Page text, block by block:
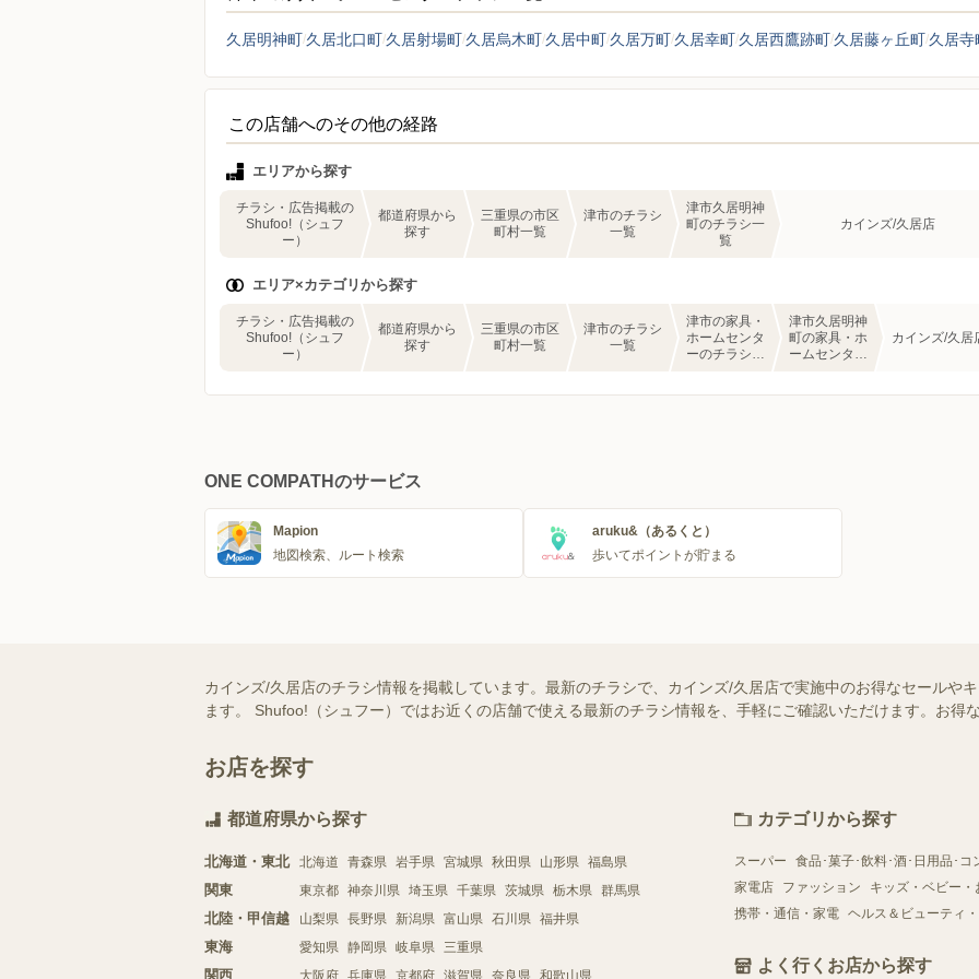
久居明神町 久居北口町 久居射場町 久居烏木町 久居中町 久居万町 久居幸町 久居西鷹跡町 久居藤ヶ丘町 久居寺
この店舗へのその他の経路
エリアから探す
チラシ・広告掲載の
Shufoo!（シュフ
ー）
都道府県から
探す
三重県の市区
町村一覧
津市のチラシ
一覧
津市久居明神
町のチラシ一
覧
カインズ/久居店
エリア×カテゴリから探す
チラシ・広告掲載の
Shufoo!（シュフ
ー）
都道府県から
探す
三重県の市区
町村一覧
津市のチラシ
一覧
津市の家具・
ホームセンタ
ーのチラシ一
津市久居明神
町の家具・ホ
ームセンター
カインズ/久居
ONE COMPATHのサービス
Mapion
地図検索、ルート検索
aruku&（あるくと）
歩いてポイントが貯まる
カインズ/久居店のチラシ情報を掲載しています。最新のチラシで、カインズ/久居店で実施中のお得なセールや
ます。 Shufoo!（シュフー）ではお近くの店舗で使える最新のチラシ情報を、手軽にご確認いただけます。お得
お店を探す
都道府県から探す
北海道・東北 北海道 青森県 岩手県 宮城県 秋田県 山形県 福島県
関東 東京都 神奈川県 埼玉県 千葉県 茨城県 栃木県 群馬県
北陸・甲信越 山梨県 長野県 新潟県 富山県 石川県 福井県
東海 愛知県 静岡県 岐阜県 三重県
関西 大阪府 兵庫県 京都府 滋賀県 奈良県 和歌山県
カテゴリから探す
スーパー
食品･菓子･飲料･酒･日用品･コ
家電店
ファッション
キッズ・ベビー・
携帯・通信・家電 ヘルス＆ビューティ
よく行くお店から探す